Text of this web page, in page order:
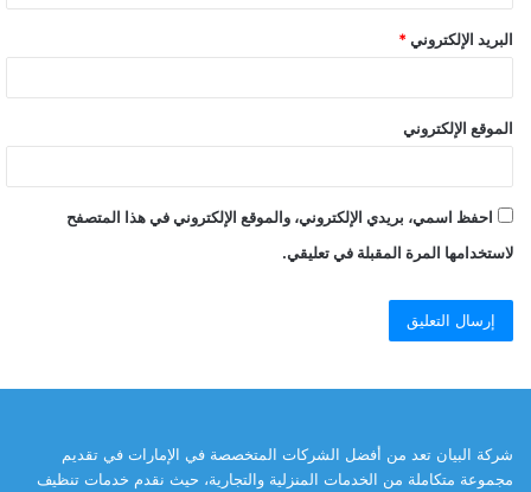
البريد الإلكتروني *
الموقع الإلكتروني
احفظ اسمي، بريدي الإلكتروني، والموقع الإلكتروني في هذا المتصفح
لاستخدامها المرة المقبلة في تعليقي.
شركة البيان تعد من أفضل الشركات المتخصصة في الإمارات في تقديم
مجموعة متكاملة من الخدمات المنزلية والتجارية، حيث نقدم خدمات تنظيف